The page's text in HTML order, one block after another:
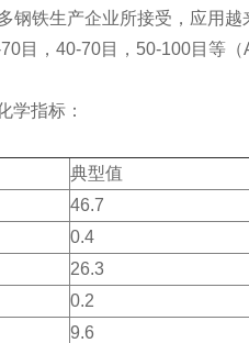
铁生产企业所接受，应用越
目，40-70目，50-100目等（
学指标：
典型值
46.7
0.4
26.3
0.2
9.6